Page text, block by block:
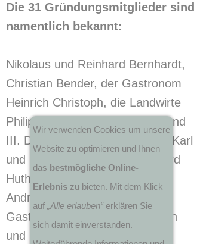
Die 31 Gründungsmitglieder sind
namentlich bekannt:
Nikolaus und Reinhard Bernhardt,
Christian Bender, der Gastronom
Heinrich Christoph, die Landwirte
Philipp sowie Heinrich Euler II und
III. Die Frischmanns waren mit Karl
und Ludwig vertreten. Zu Eduard
Huth gesellte sich der Bäcker
Andreas Hertlein nebst den
Gastronomen Heinrich Hofmann
und Hartmann Hebe.
Wir verwenden Cookies um unsere
Website zu optimieren und Ihnen
das bestmögliche Online-
Erlebnis zu bieten. Mit dem Klick
auf „Alle erlauben“ erklären Sie
sich damit einverstanden.